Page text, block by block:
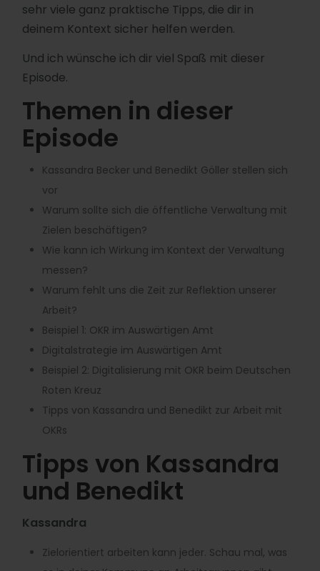
sehr viele ganz praktische Tipps, die dir in
deinem Kontext sicher helfen werden.
Und ich wünsche ich dir viel Spaß mit dieser
Episode.
Themen in dieser
Episode
Kassandra Becker und Benedikt Göller stellen sich
vor
Warum sollte sich die öffentliche Verwaltung mit
Zielen beschäftigen?
Wie kann ich Wirkung im Kontext der Verwaltung
messen?
Warum fehlt uns die Zeit zur Reflektion unserer
Arbeit?
Beispiel 1: OKR im Auswärtigen Amt
Digitalstrategie im Auswärtigen Amt
Beispiel 2: Digitalisierung mit OKR beim Deutschen
Roten Kreuz
Tipps von Kassandra und Benedikt zur Arbeit mit
OKRs
Tipps von Kassandra
und Benedikt
Kassandra
Zielorientiert arbeiten kann jeder. Schau mal, was